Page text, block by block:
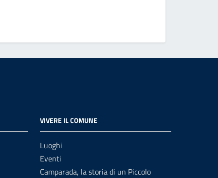
VIVERE IL COMUNE
Luoghi
Eventi
Camparada, la storia di un Piccolo